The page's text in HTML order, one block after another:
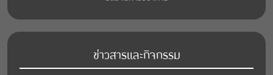
ข่าวสารและกิจกรรม